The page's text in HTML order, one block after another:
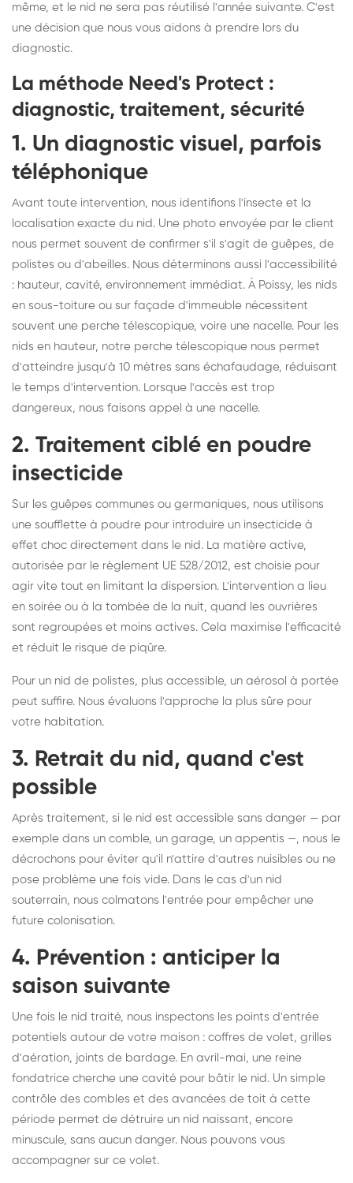
même, et le nid ne sera pas réutilisé l'année suivante. C'est
une décision que nous vous aidons à prendre lors du
diagnostic.
La méthode Need's Protect :
diagnostic, traitement, sécurité
1. Un diagnostic visuel, parfois
téléphonique
Avant toute intervention, nous identifions l'insecte et la
localisation exacte du nid. Une photo envoyée par le client
nous permet souvent de confirmer s'il s'agit de guêpes, de
polistes ou d'abeilles. Nous déterminons aussi l'accessibilité
: hauteur, cavité, environnement immédiat. À Poissy, les nids
en sous-toiture ou sur façade d'immeuble nécessitent
souvent une perche télescopique, voire une nacelle. Pour les
nids en hauteur, notre perche télescopique nous permet
d'atteindre jusqu'à 10 mètres sans échafaudage, réduisant
le temps d'intervention. Lorsque l'accès est trop
dangereux, nous faisons appel à une nacelle.
2. Traitement ciblé en poudre
insecticide
Sur les guêpes communes ou germaniques, nous utilisons
une soufflette à poudre pour introduire un insecticide à
effet choc directement dans le nid. La matière active,
autorisée par le règlement UE 528/2012, est choisie pour
agir vite tout en limitant la dispersion. L'intervention a lieu
en soirée ou à la tombée de la nuit, quand les ouvrières
sont regroupées et moins actives. Cela maximise l'efficacité
et réduit le risque de piqûre.
Pour un nid de polistes, plus accessible, un aérosol à portée
peut suffire. Nous évaluons l'approche la plus sûre pour
votre habitation.
3. Retrait du nid, quand c'est
possible
Après traitement, si le nid est accessible sans danger — par
exemple dans un comble, un garage, un appentis —, nous le
décrochons pour éviter qu'il n'attire d'autres nuisibles ou ne
pose problème une fois vide. Dans le cas d'un nid
souterrain, nous colmatons l'entrée pour empêcher une
future colonisation.
4. Prévention : anticiper la
saison suivante
Une fois le nid traité, nous inspectons les points d'entrée
potentiels autour de votre maison : coffres de volet, grilles
d'aération, joints de bardage. En avril-mai, une reine
fondatrice cherche une cavité pour bâtir le nid. Un simple
contrôle des combles et des avancées de toit à cette
période permet de détruire un nid naissant, encore
minuscule, sans aucun danger. Nous pouvons vous
accompagner sur ce volet.